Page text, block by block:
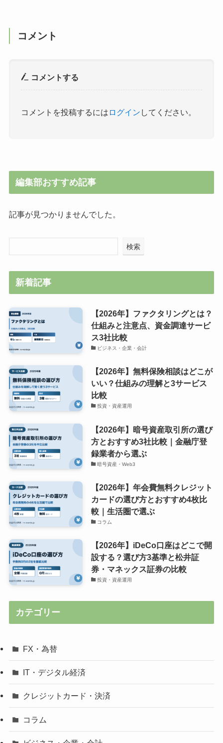
コメント
コメントする
コメントを投稿するには ログイン してください。
編集部おすすめ記事
記事が見つかりませんでした。
検索
新着記事
【2026年】ファクタリングとは？
仕組みと注意点、資金調達サービ
ス3社比較
ビジネス・企業・会計
【2026年】無料保険相談はどこが
いい？仕組みの理解と3サービス
比較
投資・資産運用
【2026年】暗号資産取引所の選び
方とおすすめ3社比較｜金融庁登
録業者から選ぶ
暗号資産・Web3
【2026年】年会費無料クレジット
カードの選び方とおすすめ4枚比
較｜生活圏で選ぶ
コラム
【2026年】iDeCo口座はどこで開
設する？選び方3基準と松井証
券・マネックス証券の比較
投資・資産運用
カテゴリー
FX・為替
IT・デジタル経済
クレジットカード・決済
コラム